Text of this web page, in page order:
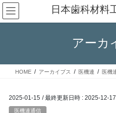
コ
ン
テ
ス
ナ
ビ
ゲ
ン
日本歯科材料
アーカ
HOME アーカイブス 医機連 医機
2025-01-15 / 最終更新日時 : 2025-12-17
医機連通信